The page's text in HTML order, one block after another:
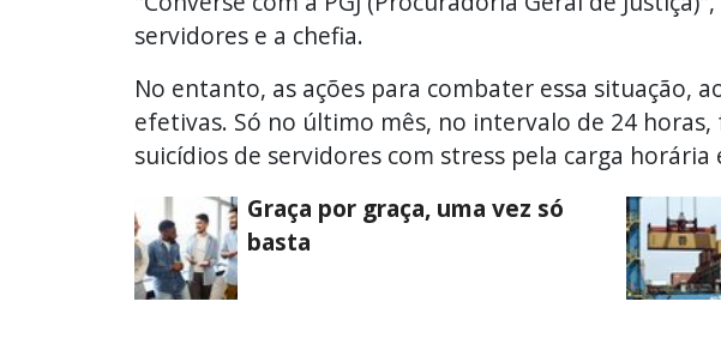
servidores e a chefia.
No entanto, as ações para combater essa situação,
efetivas. Só no último mês, no intervalo de 24
suicídios de servidores com stress pela carga horária
Graça por graça, uma vez só
basta